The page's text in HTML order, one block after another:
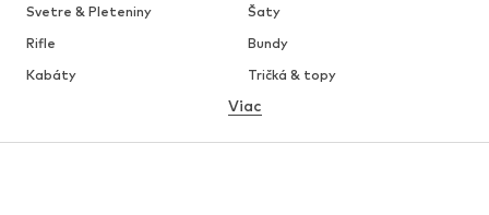
Svetre & Pleteniny
Šaty
Rifle
Bundy
Kabáty
Tričká & topy
Bielizeň
Sukne
Blúzky & tuniky
Viac